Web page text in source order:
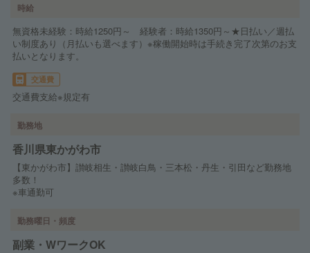
時給
無資格未経験：時給1250円～ 経験者：時給1350円～★日払い／週払
い制度あり（月払いも選べます）※稼働開始時は手続き完了次第のお支
払いとなります。
交通費
交通費支給※規定有
勤務地
香川県東かがわ市
【東かがわ市】讃岐相生・讃岐白鳥・三本松・丹生・引田など勤務地
多数！
※車通勤可
勤務曜日・頻度
副業・WワークOK